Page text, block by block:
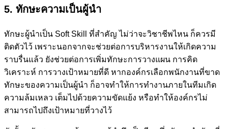
5. ทักษะความเป็นผู้นำ
ทักษะผู้นำเป็น Soft Skill ที่สำคัญ ไม่ว่าจะวิชาชีพไหน ก็ควรมี
ติดตัวไว้ เพราะนอกจากจะช่วยต่อการบริหารงานให้เกิดความ
ราบรื่นแล้ว ยังช่วยต่อการเพิ่มทักษะการวางแผน การคิด
วิเคราะห์ การวางเป้าหมายที่ดี หากองค์กรเลือกพนักงานที่ขาด
ทักษะของความเป็นผู้นำ ก็อาจทำให้การทำงานภายในทีมเกิด
ความล้มเหลว เต็มไปด้วยความขัดแย้ง หรือทำให้องค์กรไม่
สามารถไปถึงเป้าหมายที่วางไว้